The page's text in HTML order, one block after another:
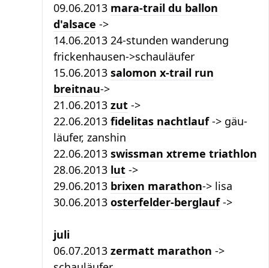
09.06.2013 mara-trail du ballon
d'alsace ->
14.06.2013 24-stunden wanderung
frickenhausen->schauläufer
15.06.2013 salomon x-trail run
breitnau->
21.06.2013 zut ->
22.06.2013 fidelitas nachtlauf-> gäu-
läufer, zanshin
22.06.2013 swissman xtreme triathlon
28.06.2013 lut ->
29.06.2013 brixen marathon-> lisa
30.06.2013 osterfelder-berglauf->
juli
06.07.2013 zermatt marathon ->